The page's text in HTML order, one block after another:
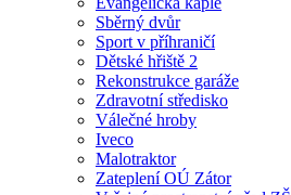
Sběrný dvůr
Sport v příhraničí
Dětské hřiště 2
Rekonstrukce garáže
Zdravotní středisko
Válečné hroby
Iveco
Malotraktor
Zateplení OÚ Zátor